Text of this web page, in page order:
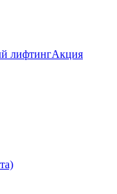
лифтингАкция